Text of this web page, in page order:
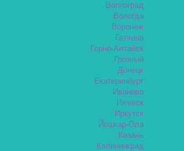
Волгоград
Вологда
Воронеж
Гатчина
Горно-Алтайск
Грозный
Донецк
Екатеринбург
Иваново
Ижевск
Иркутск
Йошкар-Ола
Казань
Калининград